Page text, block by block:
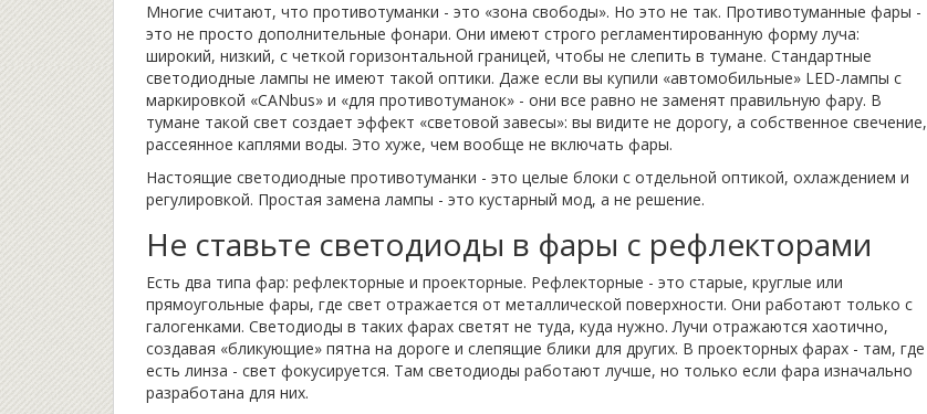
Многие считают, что противотуманки - это «зона свободы». Но это не так. Противотуманные фары -
это не просто дополнительные фонари. Они имеют строго регламентированную форму луча:
широкий, низкий, с четкой горизонтальной границей, чтобы не слепить в тумане. Стандартные
светодиодные лампы не имеют такой оптики. Даже если вы купили «автомобильные» LED-лампы с
маркировкой «CANbus» и «для противотуманок» - они все равно не заменят правильную фару. В
тумане такой свет создает эффект «световой завесы»: вы видите не дорогу, а собственное свечение,
рассеянное каплями воды. Это хуже, чем вообще не включать фары.
Настоящие светодиодные противотуманки - это целые блоки с отдельной оптикой, охлаждением и
регулировкой. Простая замена лампы - это кустарный мод, а не решение.
Не ставьте светодиоды в фары с рефлекторами
Есть два типа фар: рефлекторные и проекторные. Рефлекторные - это старые, круглые или
прямоугольные фары, где свет отражается от металлической поверхности. Они работают только с
галогенками. Светодиоды в таких фарах светят не туда, куда нужно. Лучи отражаются хаотично,
создавая «бликующие» пятна на дороге и слепящие блики для других. В проекторных фарах - там, где
есть линза - свет фокусируется. Там светодиоды работают лучше, но только если фара изначально
разработана для них.